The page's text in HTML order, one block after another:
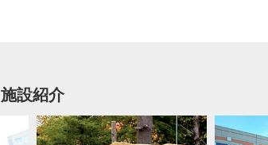
施設紹介